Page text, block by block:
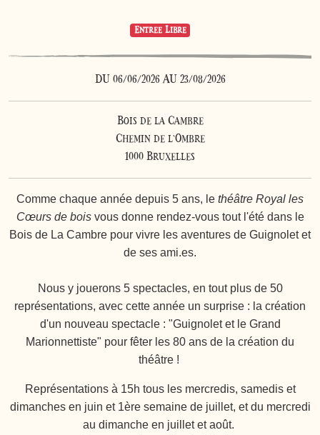
Entrée Libre
DU 06/06/2026 AU 23/08/2026
Bois de la Cambre
Chemin de l'Ombre
1000 Bruxelles
Comme chaque année depuis 5 ans, le théâtre Royal les
Cœurs de boisvous donne rendez-vous tout l'été dans le
Bois de La Cambre pour vivre les aventures de Guignolet et
de ses ami.es.
Nous y jouerons 5 spectacles, en tout plus de 50
représentations, avec cette année un surprise : la création
d'un nouveau spectacle : "Guignolet et le Grand
Marionnettiste" pour fêter les 80 ans de la création du
théâtre !
Représentations à 15h tous les mercredis, samedis et
dimanches en juin et 1ère semaine de juillet, et du mercredi
au dimanche en juillet et août.